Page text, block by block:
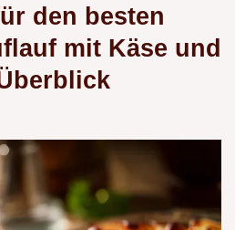
den besten
mit Käse und